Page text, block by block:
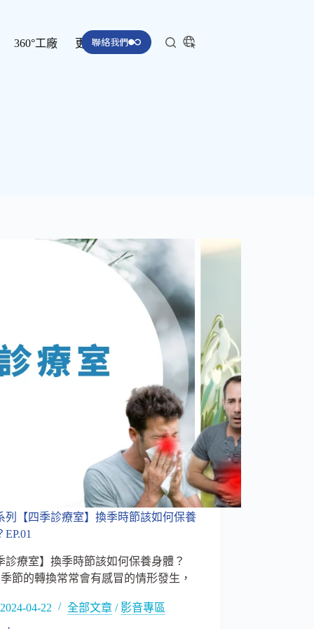
360°工廠 更多聯絡我們
列【四季診療室】換季時節該如何保養
診療室】換季時節該如何保養身體？
季節的轉換常常會有感冒的情形發生，
2024-04-22 全部文章 / 影音專區